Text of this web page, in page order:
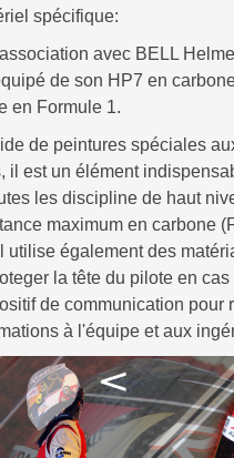
spécifique:
avec BELL
de son HP7 en
en Formule 1.
de peintures spéciales
il est un élément
les discipline de haut
maximum en carbone
utilise également des
la tête du pilote en cas
de communication pour
à l'équipe et aux